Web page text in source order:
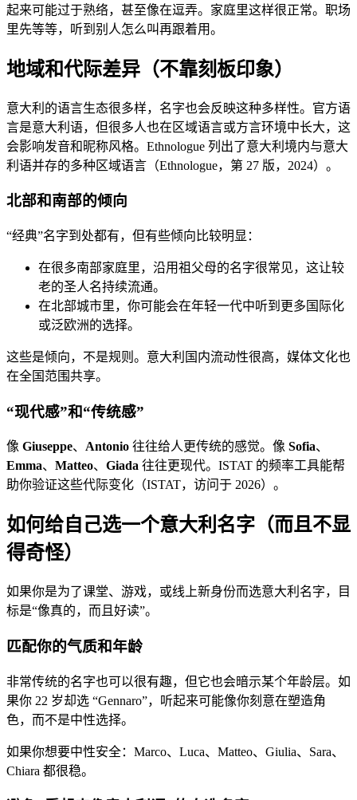
起来可能过于熟络，甚至像在逗弄。家庭里这样很正常。职场
里先等等，听到别人怎么叫再跟着用。
地域和代际差异（不靠刻板印象）
意大利的语言生态很多样，名字也会反映这种多样性。官方语
言是意大利语，但很多人也在区域语言或方言环境中长大，这
会影响发音和昵称风格。Ethnologue 列出了意大利境内与意大
利语并存的多种区域语言（Ethnologue，第 27 版，2024）。
北部和南部的倾向
“经典”名字到处都有，但有些倾向比较明显：
在很多南部家庭里，沿用祖父母的名字很常见，这让较
老的圣人名持续流通。
在北部城市里，你可能会在年轻一代中听到更多国际化
或泛欧洲的选择。
这些是倾向，不是规则。意大利国内流动性很高，媒体文化也
在全国范围共享。
“现代感”和“传统感”
像 Giuseppe、 Antonio 往往给人更传统的感觉。像 Sofia、
Emma、 Matteo、 Giada 往往更现代。ISTAT 的频率工具能帮
助你验证这些代际变化（ISTAT，访问于 2026）。
如何给自己选一个意大利名字（而且不显
得奇怪）
如果你是为了课堂、游戏，或线上新身份而选意大利名字，目
标是“像真的，而且好读”。
匹配你的气质和年龄
非常传统的名字也可以很有趣，但它也会暗示某个年龄层。如
果你 22 岁却选 “Gennaro”，听起来可能像你刻意在塑造角
色，而不是中性选择。
如果你想要中性安全：Marco、Luca、Matteo、Giulia、Sara、
Chiara 都很稳。